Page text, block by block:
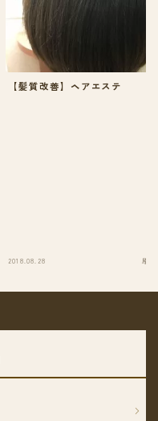
【髪質改善】ヘアエステ
2018.08.28 原